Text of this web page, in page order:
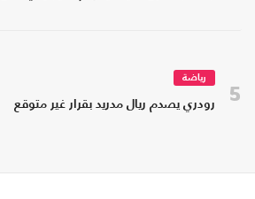
5
رياضة
رودري يصدم ريال مدريد بقرار غير متوقع